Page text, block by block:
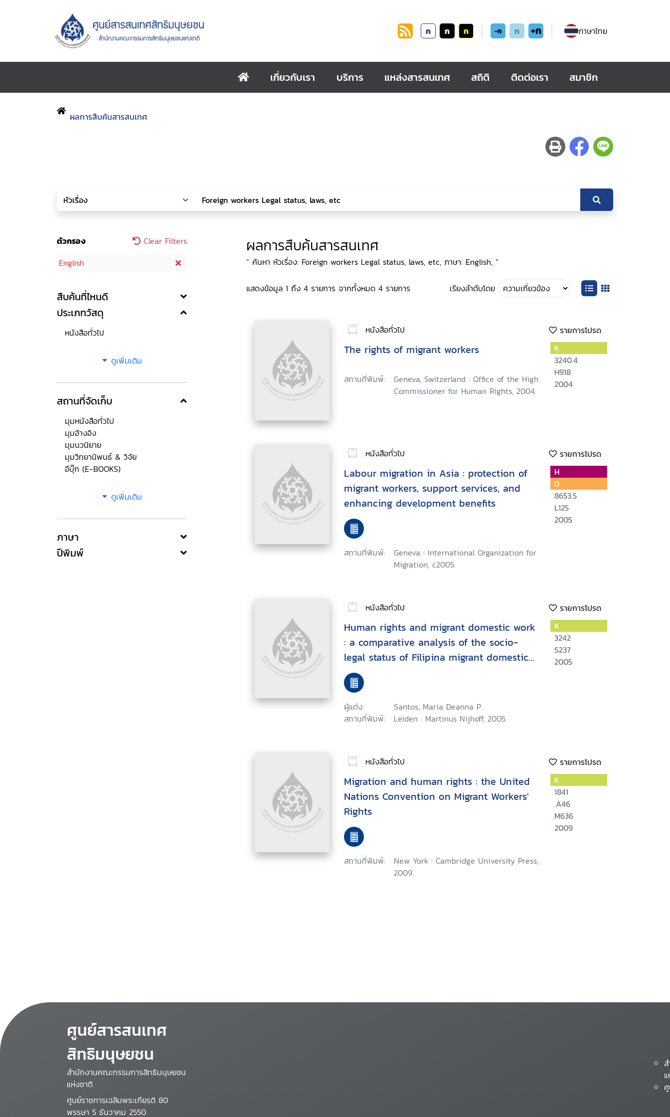
ก ก ก -ก ก +ก ภาษาไทย
เกี่ยวกับเรา บริการ แหล่งสารสนเทศ สถิติ ติดต่อเรา สมาชิก
ผลการสืบค้นสารสนเทศ
ตัวกรอง
Clear Filters
English
สืบค้นที่ไหนดี
ประเภทวัสดุ
หนังสือทั่วไป
ดูเพิ่มเติม
สถานที่จัดเก็บ
มุมหนังสือทั่วไป
มุมอ้างอิง
มุมนวนิยาย
มุมวิทยานิพนธ์ & วิจัย
อีบุ๊ก (E-BOOKS)
ดูเพิ่มเติม
ภาษา
ปีพิมพ์
ผลการสืบค้นสารสนเทศ
“ ค้นหา หัวเรื่อง: Foreign workers Legal status, laws, etc, ภาษา: English, ”
แสดงข้อมูล 1 ถึง 4 รายการ จากทั้งหมด 4 รายการ เรียงลำดับโดย
หนังสือทั่วไป รายการโปรด
The rights of migrant workers
สถานที่พิมพ์:
Geneva, Switzerland : Office of the High
Commissioner for Human Rights, 2004.
K
3240.4
H918
2004
หนังสือทั่วไป รายการโปรด
Labour migration in Asia : protection of
migrant workers, support services, and
enhancing development benefits
สถานที่พิมพ์:
Geneva : International Organization for
Migration, c2005.
H
D
8653.5
L125
2005
หนังสือทั่วไป รายการโปรด
Human rights and migrant domestic work
: a comparative analysis of the socio-
legal status of Filipina migrant domestic
workers in Canada and Hong Kong
ผู้แต่ง:
Santos, Maria Deanna P.
สถานที่พิมพ์:
Leiden : Martinus Nijhoff, 2005.
K
3242
S237
2005
หนังสือทั่วไป รายการโปรด
Migration and human rights : the United
Nations Convention on Migrant Workers'
Rights
สถานที่พิมพ์:
New York : Cambridge University Press,
2009.
K
1841
.A46
M636
2009
ศูนย์สารสนเทศ
สิทธิมนุษยชน
สำนักงานคณะกรรมการสิทธิมนุษยชน
แห่งชาติ
ศูนย์ราชการเฉลิมพระเกียรติ 80
พรรษา 5 ธันวาคม 2550